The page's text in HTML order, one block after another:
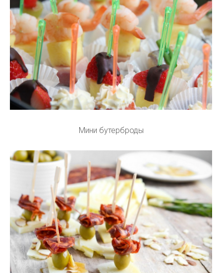
Мини бутерброды